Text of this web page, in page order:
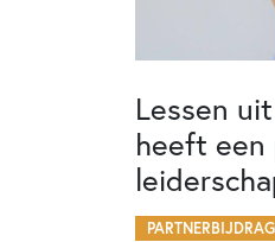
Lessen
heeft een